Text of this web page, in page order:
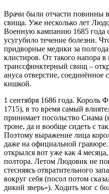
Врачи были отчасти повинны
свища. Уже несколько лет
Военную кампанию 1685 года
усугубило течение болезни.
придворные медики за
клистиров. От такого напора
транссфинктерный свищ –
ануса отверстие,
кишкой.
1 сентября 1686 года.
1715), в то время самый
принимает посольство Сиама
троне, да и вообще сидеть с
Поэтому выражение лица
даже на официальной
открылся вот уже как 4
полтора. Летом Людовик не
стесняясь отвратительного
вокруг себя (посол потом
дикий зверь»). Ходить мог с